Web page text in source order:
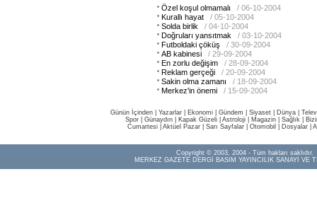
Özel koşul olmamalı
/ 06-10-2004
Kurallı hayat
/ 05-10-2004
Solda birlik
/ 04-10-2004
Doğruları yansıtmak
/ 03-10-2004
Futboldaki çöküş
/ 30-09-2004
AB kabinesi
/ 29-09-2004
En zorlu değişim
/ 28-09-2004
Reklam gerçeği
/ 20-09-2004
Sakin olma zamanı
/ 18-09-2004
Merkez'in önemi
/ 15-09-2004
Günün İçinden Yazarlar Ekonomi Gündem Siyaset Dünya |
Spor
Günaydın Kapak Güzeli Astroloji Magazin Sağlık
Cumartesi| Aktüel Pazar| Sarı Sayfalar| Otomobil Dosyalar|
Copyright © 2003, 2004 - Tüm hakları saklıdır.
MERKEZ GAZETE DERGİ BASIM YAYINCILIK SANAYİ VE